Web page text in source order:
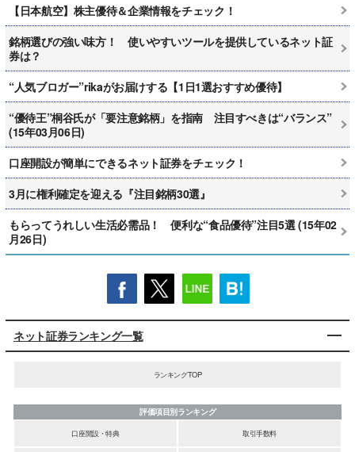
【日本航空】株主優待＆企業情報をチェック！
銘柄選びの強い味方！ 使いやすいツールを提供しているネット証
券は？
“人気ブロガー”rikaがお届けする【1日1選おすすめ優待】
“優待王”桐谷氏が「要注意銘柄」を指南 注目すべきは“バランス”
(15年03月06日)
口座開設が簡単にできるネット証券をチェック！
3月に権利確定を迎える『注目銘柄30選』
もらってうれしい生活必需品！ 便利な“食品優待”注目5選 (15年02
月26日)
ネット証券ランキング一覧
ランキングTOP
評価項目別ランキング
口座開設・特典
取引手数料